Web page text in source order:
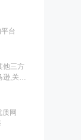
台
他三方
逊,关键
网